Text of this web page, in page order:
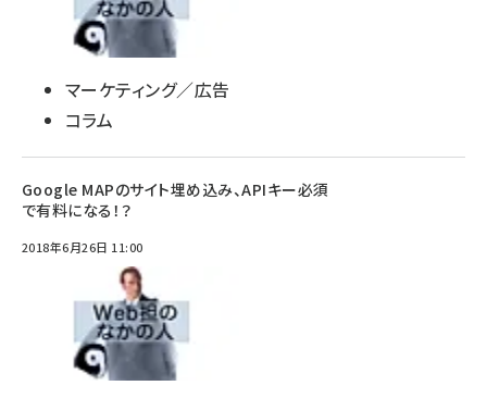
マーケティング／広告
コラム
Google MAPのサイト埋め込み、APIキー必須
で有料になる！？
2018年6月26日 11:00